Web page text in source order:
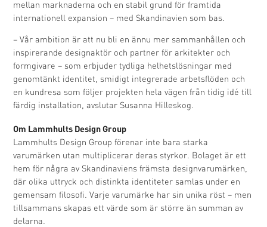
mellan marknaderna och en stabil grund för framtida
internationell expansion – med Skandinavien som bas.
– Vår ambition är att nu bli en ännu mer sammanhållen och
inspirerande designaktör och partner för arkitekter och
formgivare – som erbjuder tydliga helhetslösningar med
genomtänkt identitet, smidigt integrerade arbetsflöden och
en kundresa som följer projekten hela vägen från tidig idé till
färdig installation, avslutar Susanna Hilleskog.
Om Lammhults Design Group
Lammhults Design Group förenar inte bara starka
varumärken utan multiplicerar deras styrkor. Bolaget är ett
hem för några av Skandinaviens främsta designvarumärken,
där olika uttryck och distinkta identiteter samlas under en
gemensam filosofi. Varje varumärke har sin unika röst – men
tillsammans skapas ett värde som är större än summan av
delarna.